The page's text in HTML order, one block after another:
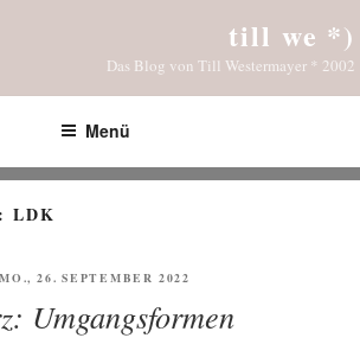
till we *)
Das Blog von Till Westermayer * 2002
Menü
LDK
VERÖFFENTLICHT
MO., 26. SEPTEMBER 2022
Umgangsformen